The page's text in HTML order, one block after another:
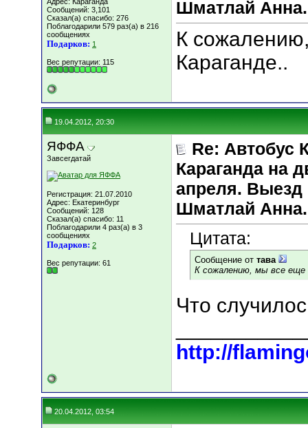
Сообщений: 3,101
Сказал(а) спасибо: 276
Поблагодарили 579 раз(а) в 216
сообщениях
Подарков: 1
Вес репутации: 115
Шматлай Анна.
К
Караганде..
19.04.2012, 20:30
ЯФФА
Завсегдатай
Регистрация: 21.07.2010
Адрес: Екатеринбург
Сообщений: 128
Сказал(а) спасибо: 11
Поблагодарили 4 раз(а) в 3
сообщениях
Подарков: 2
Вес репутации: 61
Re: Автобус
Караганда на
апреля. Выезд
Шматлай Анна.
Цитата:
Сообщение от тава
К сожалению, мы все еще
Что
http://
20.04.2012, 03:54